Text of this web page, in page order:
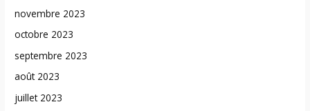
novembre 2023
octobre 2023
septembre 2023
août 2023
juillet 2023